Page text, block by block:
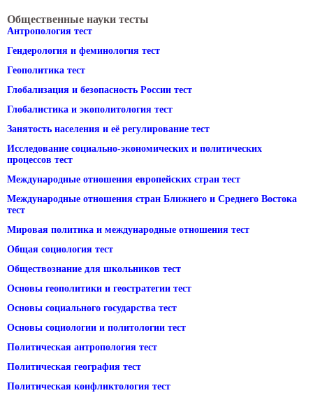
Общественные науки тесты
Антропология тест
Гендерология и феминология тест
Геополитика тест
Глобализация и безопасность России тест
Глобалистика и экополитология тест
Занятость населения и её регулирование тест
Исследование социально-экономических и политических
процессов тест
Международные отношения европейских стран тест
Международные отношения стран Ближнего и Среднего Востока
тест
Мировая политика и международные отношения тест
Общая социология тест
Обществознание для школьников тест
Основы геополитики и геостратегии тест
Основы социального государства тест
Основы социологии и политологии тест
Политическая антропология тест
Политическая география тест
Политическая конфликтология тест